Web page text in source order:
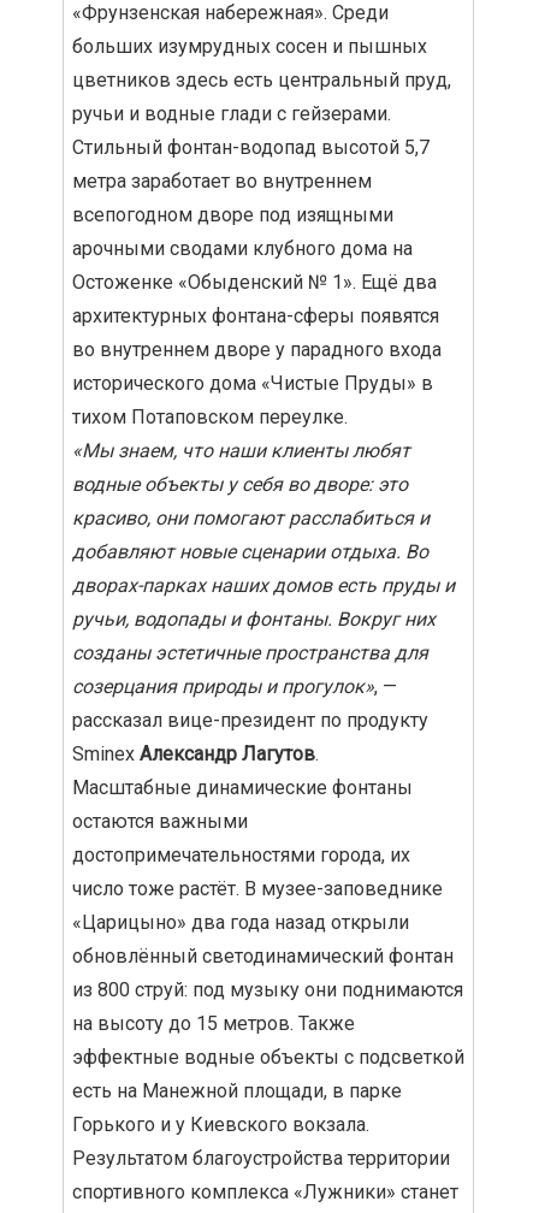
«Фрунзенская набережная». Среди
больших изумрудных сосен и пышных
цветников здесь есть центральный пруд,
ручьи и водные глади с гейзерами.
Стильный фонтан-водопад высотой 5,7
метра заработает во внутреннем
всепогодном дворе под изящными
арочными сводами клубного дома на
Остоженке «Обыденский № 1». Ещё два
архитектурных фонтана-сферы появятся
во внутреннем дворе у парадного входа
исторического дома «Чистые Пруды» в
тихом Потаповском переулке.
«Мы знаем, что наши клиенты любят
водные объекты у себя во дворе: это
красиво, они помогают расслабиться и
добавляют новые сценарии отдыха. Во
дворах-парках наших домов есть пруды и
ручьи, водопады и фонтаны. Вокруг них
созданы эстетичные пространства для
созерцания природы и прогулок», —
рассказал вице-президент по продукту
Sminex Александр Лагутов.
Масштабные динамические фонтаны
остаются важными
достопримечательностями города, их
число тоже растёт. В музее-заповеднике
«Царицыно» два года назад открыли
обновлённый светодинамический фонтан
из 800 струй: под музыку они поднимаются
на высоту до 15 метров. Также
эффектные водные объекты с подсветкой
есть на Манежной площади, в парке
Горького и у Киевского вокзала.
Результатом благоустройства территории
спортивного комплекса «Лужники» станет